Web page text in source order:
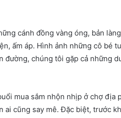
cánh đồng vàng óng, bản
ấm áp. Hình ảnh những cô bé
đường, chúng tôi gặp cả những
mua sắm nhộn nhịp ở chợ địa
ai cũng say mê. Đặc biệt, trước